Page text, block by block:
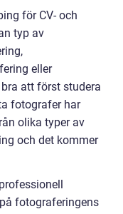
för CV- och
typ av
eller
att först studera
fotografer har
olika typer av
och det kommer
fotograferingens